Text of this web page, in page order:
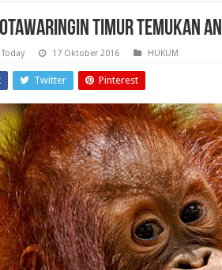
Timur Temukan
17 Oktober 2016 HUKUM
Twitter Pinterest